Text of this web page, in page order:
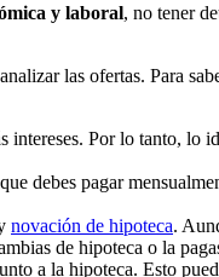
y laboral, no tener
las ofertas. Para
Por lo tanto, lo
debes pagar
novación de hipoteca.
de hipoteca o la
a la hipoteca. Esto